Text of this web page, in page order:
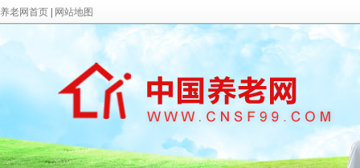
养老网首页 网站地图